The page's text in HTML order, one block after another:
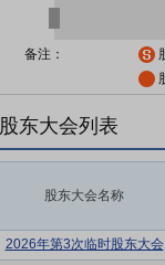
备注：
股东大会列表
股东大会名称
2026年第3次临时股东大会